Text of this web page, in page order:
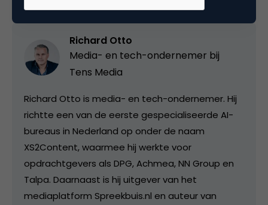
Richard Otto
Media- en tech-ondernemer bij
Tens Media
Richard Otto is media- en tech-ondernemer. Hij
richtte een van de eerste gespecialiseerde AI-
bureaus in Nederland op onder de naam
XS2Content, waarmee hij werkte voor
opdrachtgevers als DPG, Achmea, NN Group en
Talpa. Daarnaast is hij uitgever van het
mediaplatform Spreekbuis.nl en auteur van